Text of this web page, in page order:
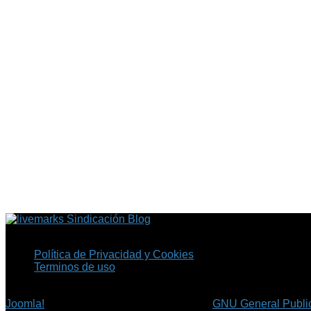
Sindicación Blog
Política de Privacidad y Cookies
Terminos de uso
Joomla!
GNU General